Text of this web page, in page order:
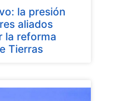
la presión
aliados
la reforma
Tierras